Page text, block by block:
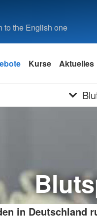
to the English one
Kurse Aktuelles
in Deutschland